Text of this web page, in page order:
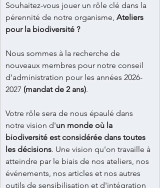
Souhaitez-vous jouer un rôle clé dans la
pérennité de notre organisme, Ateliers
pour la biodiversité ?
Nous sommes à la recherche de
nouveaux membres pour notre conseil
d’administration pour les années 2026-
2027 (mandat de 2 ans).
Votre rôle sera de nous épaulé dans
notre vision d'un monde où la
biodiversité est considérée dans toutes
les décisions. Une vision qu'on travaille à
atteindre par le biais de nos ateliers, nos
événements, nos articles et nos autres
outils de sensibilisation et d'intégration